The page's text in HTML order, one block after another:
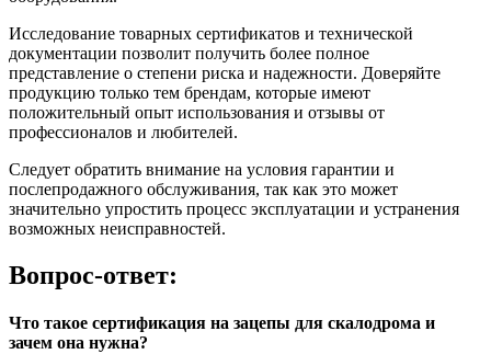
Исследование товарных сертификатов и технической
документации позволит получить более полное
представление о степени риска и надежности. Доверяйте
продукцию только тем брендам, которые имеют
положительный опыт использования и отзывы от
профессионалов и любителей.
Следует обратить внимание на условия гарантии и
послепродажного обслуживания, так как это может
значительно упростить процесс эксплуатации и устранения
возможных неисправностей.
Вопрос-ответ:
Что такое сертификация на зацепы для скалодрома и
зачем она нужна?